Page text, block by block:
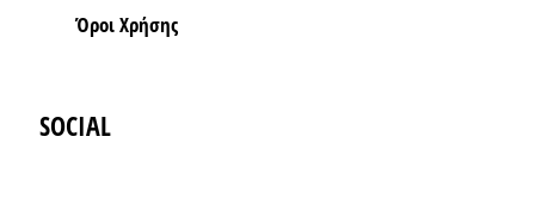
Όροι Xρήσης
SOCIAL